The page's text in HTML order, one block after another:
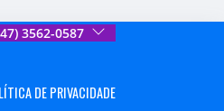
3562-0587
DE PRIVACIDADE